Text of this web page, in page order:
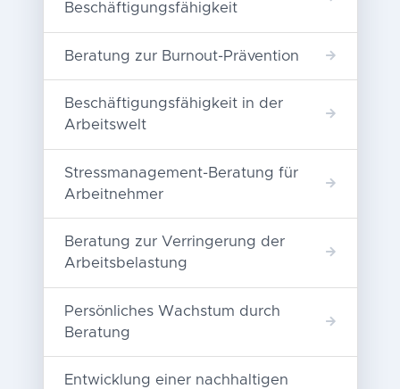
Beschäftigungsfähigkeit
Beratung zur Burnout-Prävention
Beschäftigungsfähigkeit in der
Arbeitswelt
Stressmanagement-Beratung für
Arbeitnehmer
Beratung zur Verringerung der
Arbeitsbelastung
Persönliches Wachstum durch
Beratung
Entwicklung einer nachhaltigen